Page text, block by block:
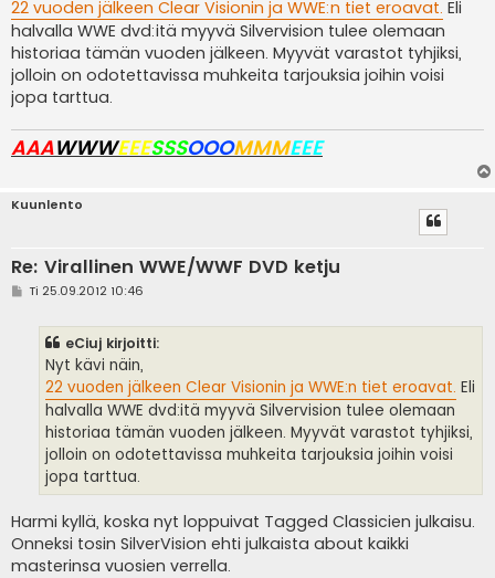
t
i
22 vuoden jälkeen Clear Visionin ja WWE:n tiet eroavat. Eli
halvalla WWE dvd:itä myyvä Silvervision tulee olemaan
historiaa tämän vuoden jälkeen. Myyvät varastot tyhjiksi,
jolloin on odotettavissa muhkeita tarjouksia joihin voisi
jopa tarttua.
AAAWWWEEESSSOOOMMMEEE
Kuunlento
Re: Virallinen WWE/WWF DVD ketju
VTi 25.09.2012 10:46
eCiuj kirjoitti:
Nyt kävi näin,
22 vuoden jälkeen Clear Visionin ja WWE:n tiet eroavat. Eli
halvalla WWE dvd:itä myyvä Silvervision tulee olemaan
historiaa tämän vuoden jälkeen. Myyvät varastot tyhjiksi,
jolloin on odotettavissa muhkeita tarjouksia joihin voisi
jopa tarttua.
Harmi kyllä, koska nyt loppuivat Tagged Classicien julkaisu.
Onneksi tosin SilverVision ehti julkaista about kaikki
masterinsa vuosien verrella.